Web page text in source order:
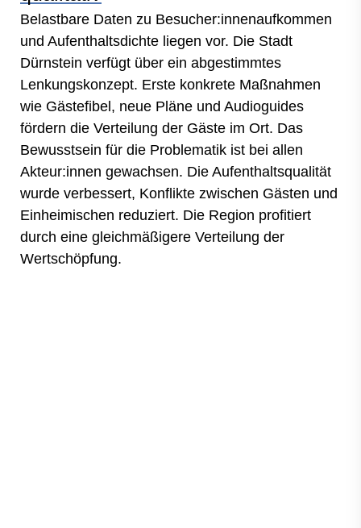
Belastbare Daten zu Besucher:innenaufkommen
und Aufenthaltsdichte liegen vor. Die Stadt
Dürnstein verfügt über ein abgestimmtes
Lenkungskonzept. Erste konkrete Maßnahmen
wie Gästefibel, neue Pläne und Audioguides
fördern die Verteilung der Gäste im Ort. Das
Bewusstsein für die Problematik ist bei allen
Akteur:innen gewachsen. Die Aufenthaltsqualität
wurde verbessert, Konflikte zwischen Gästen und
Einheimischen reduziert. Die Region profitiert
durch eine gleichmäßigere Verteilung der
Wertschöpfung.